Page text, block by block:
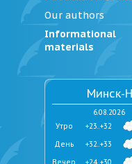
Our authors
Informational
materials
Минск-
6.08.2026
+23..+32
+32..+33
+24..+30
Вечер
День
Утро